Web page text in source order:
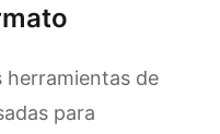
herramientas de
para